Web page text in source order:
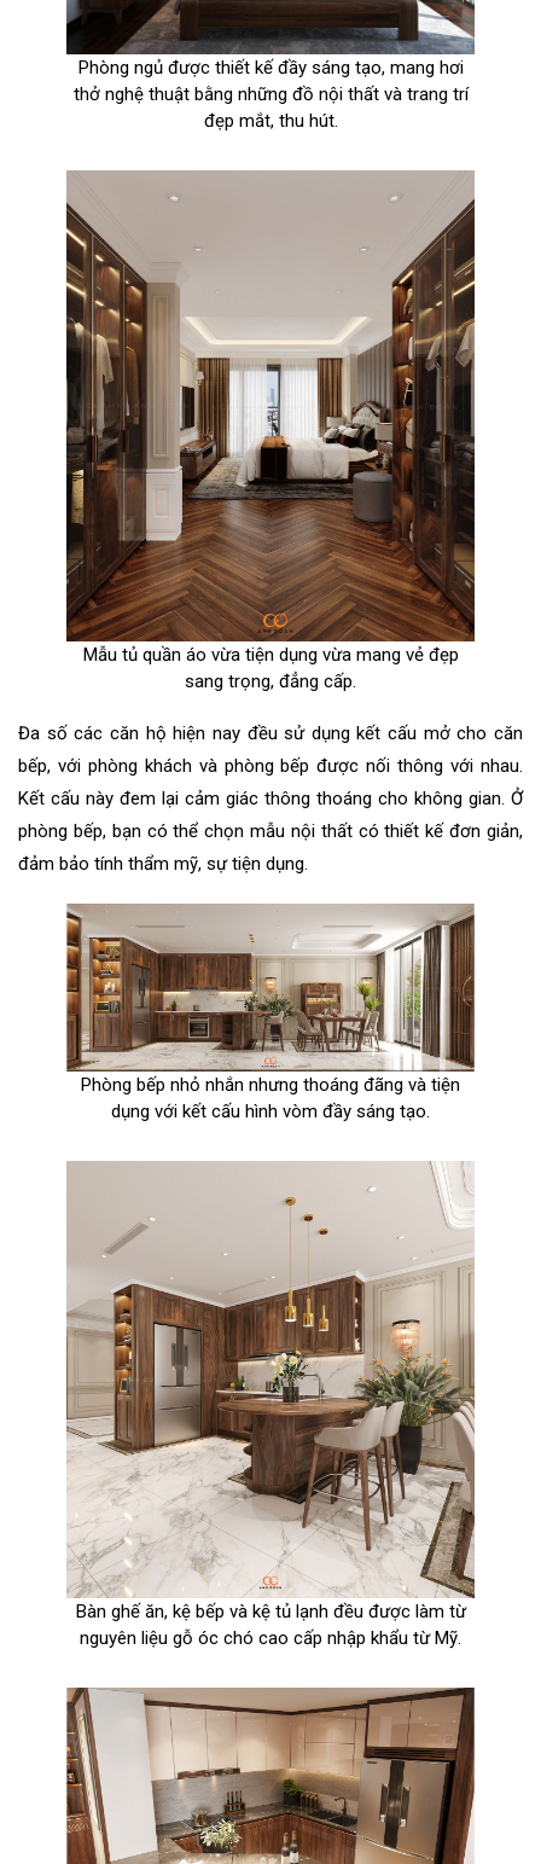
Phòng ngủ được thiết kế đầy sáng tạo, mang hơi
thở nghệ thuật bằng những đồ nội thất và trang trí
đẹp mắt, thu hút.
Mẫu tủ quần áo vừa tiện dụng vừa mang vẻ đẹp
sang trọng, đẳng cấp.
Đa số các căn hộ hiện nay đều sử dụng kết cấu mở cho căn
bếp, với phòng khách và phòng bếp được nối thông với nhau.
Kết cấu này đem lại cảm giác thông thoáng cho không gian. Ở
phòng bếp, bạn có thể chọn mẫu nội thất có thiết kế đơn giản,
đảm bảo tính thẩm mỹ, sự tiện dụng.
Phòng bếp nhỏ nhắn nhưng thoáng đãng và tiện
dụng với kết cấu hình vòm đầy sáng tạo.
Bàn ghế ăn, kệ bếp và kệ tủ lạnh đều được làm từ
nguyên liệu gỗ óc chó cao cấp nhập khẩu từ Mỹ.